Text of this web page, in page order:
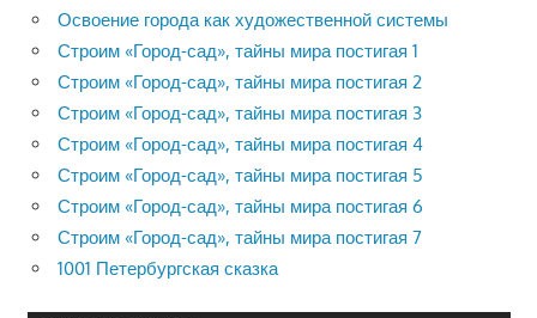
Освоение города как художественной системы
Строим «Город-сад», тайны мира постигая 1
Строим «Город-сад», тайны мира постигая 2
Строим «Город-сад», тайны мира постигая 3
Строим «Город-сад», тайны мира постигая 4
Строим «Город-сад», тайны мира постигая 5
Строим «Город-сад», тайны мира постигая 6
Строим «Город-сад», тайны мира постигая 7
1001 Петербургская сказка